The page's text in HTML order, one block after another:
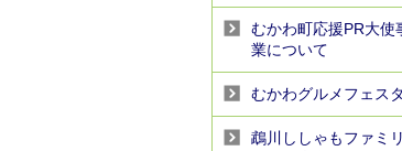
むかわ町応援PR大使
業について
むかわグルメフェスタ
鵡川ししゃもファミリ